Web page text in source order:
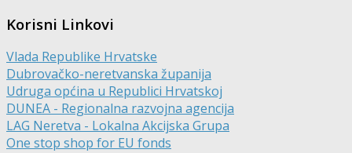
Korisni Linkovi
Vlada Republike Hrvatske
Dubrovačko-neretvanska županija
Udruga općina u Republici Hrvatskoj
DUNEA - Regionalna razvojna agencija
LAG Neretva - Lokalna Akcijska Grupa
One stop shop for EU fonds